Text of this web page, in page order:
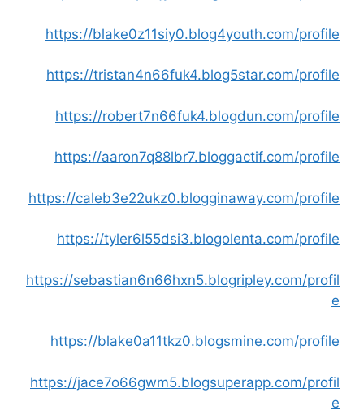
https://blake0z11siy0.blog4youth.com/profile
https://tristan4n66fuk4.blog5star.com/profile
https://robert7n66fuk4.blogdun.com/profile
https://aaron7q88lbr7.bloggactif.com/profile
https://caleb3e22ukz0.blogginaway.com/profile
https://tyler6l55dsi3.blogolenta.com/profile
https://sebastian6n66hxn5.blogripley.com/profil
e
https://blake0a11tkz0.blogsmine.com/profile
https://jace7o66gwm5.blogsuperapp.com/profil
e